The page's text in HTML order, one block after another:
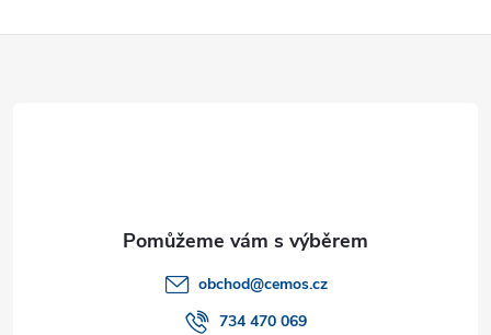
obchod@cemos.cz
734 470 069